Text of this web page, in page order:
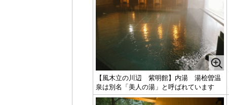
【風木立の川辺 紫明館】内湯 湯桧曽温
泉は別名「美人の湯」と呼ばれています